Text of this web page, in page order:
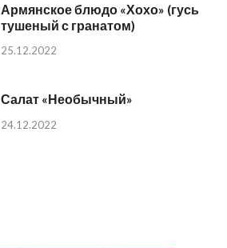
Армянское блюдо «Хохо» (гусь
тушеный с гранатом)
25.12.2022
Салат «Необычный»
24.12.2022